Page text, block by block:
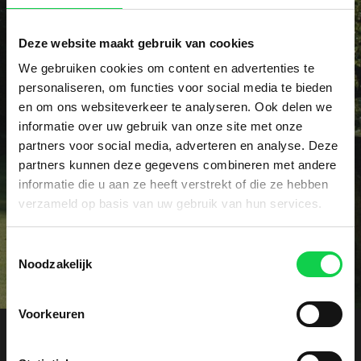
Deze website maakt gebruik van cookies
We gebruiken cookies om content en advertenties te
personaliseren, om functies voor social media te bieden
en om ons websiteverkeer te analyseren. Ook delen we
informatie over uw gebruik van onze site met onze
partners voor social media, adverteren en analyse. Deze
partners kunnen deze gegevens combineren met andere
informatie die u aan ze heeft verstrekt of die ze hebben
verzameld op basis van uw gebruik van hun services.
Noodzakelijk
Voorkeuren
Vraag het dé specialist!
Heeft u een specifieke vraag of wellicht een
probleem met uw rhododendrons? Onze specialist
voorziet u graag vrijblijvend van advies.
Contact